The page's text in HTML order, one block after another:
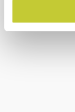
Copyright © Naturpark